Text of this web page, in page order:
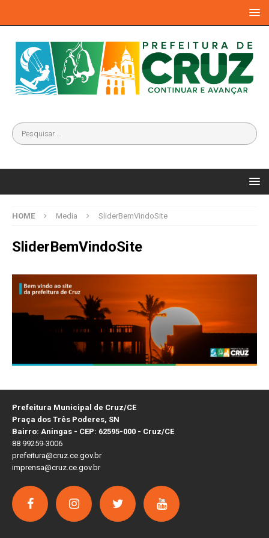
HOME Media SliderBemVindoSite
SliderBemVindoSite
Prefeitura Municipal de Cruz/CE
Praça dos Três Poderes, SN
Bairro: Aningas - CEP: 62595-000 - Cruz/CE
88 99259-3006
prefeitura@cruz.ce.gov.br
imprensa@cruz.ce.gov.br